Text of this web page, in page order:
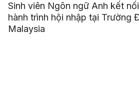
Sinh viên Ngôn ngữ Anh kết
hành trình hội nhập tại Trường
Malaysia